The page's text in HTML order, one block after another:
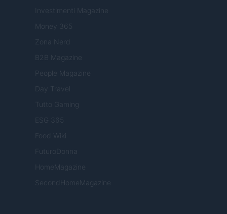
Investimenti Magazine
Money 365
Zona Nerd
B2B Magazine
People Magazine
Day Travel
Tutto Gaming
ESG 365
Food Wiki
FuturoDonna
HomeMagazine
SecondHomeMagazine